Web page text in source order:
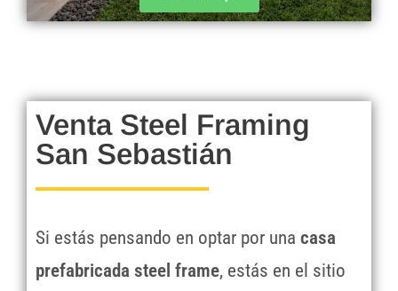
Venta Steel Framing
San Sebastián
Si estás pensando en optar por una casa
prefabricada steel frame, estás en el sitio